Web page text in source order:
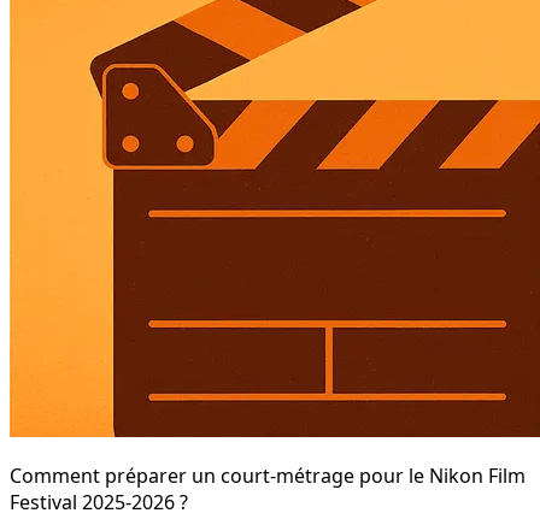
Comment préparer un court-métrage pour le Nikon Film
Festival 2025-2026 ?